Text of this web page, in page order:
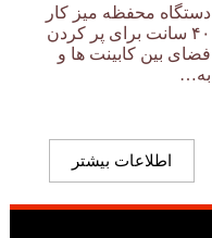
دستگاه محفظه میز کار
۴۰ سانت برای پر کردن
فضای بین کابینت ها و
به…
اطلاعات بیشتر